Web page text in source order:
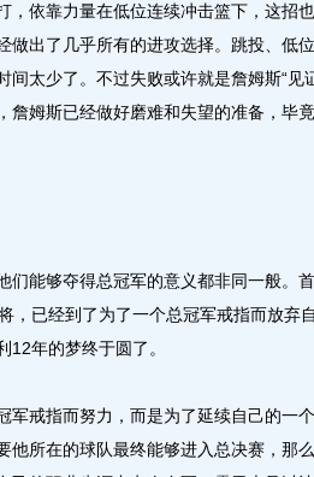
，依靠力量在低位连续冲击篮下，这招
做出了几乎所有的进攻选择。跳投、低位
太少了。不过失败或许就是詹姆斯“见
詹姆斯已经做好磨难和失望的准备，毕
能够夺得总冠军的意义都非同一般。
，已经到了为了一个总冠军戒指而放弃
12年的梦终于圆了。
戒指而努力，而是为了延续自己的一
他所在的球队最终能够进入总决赛，那